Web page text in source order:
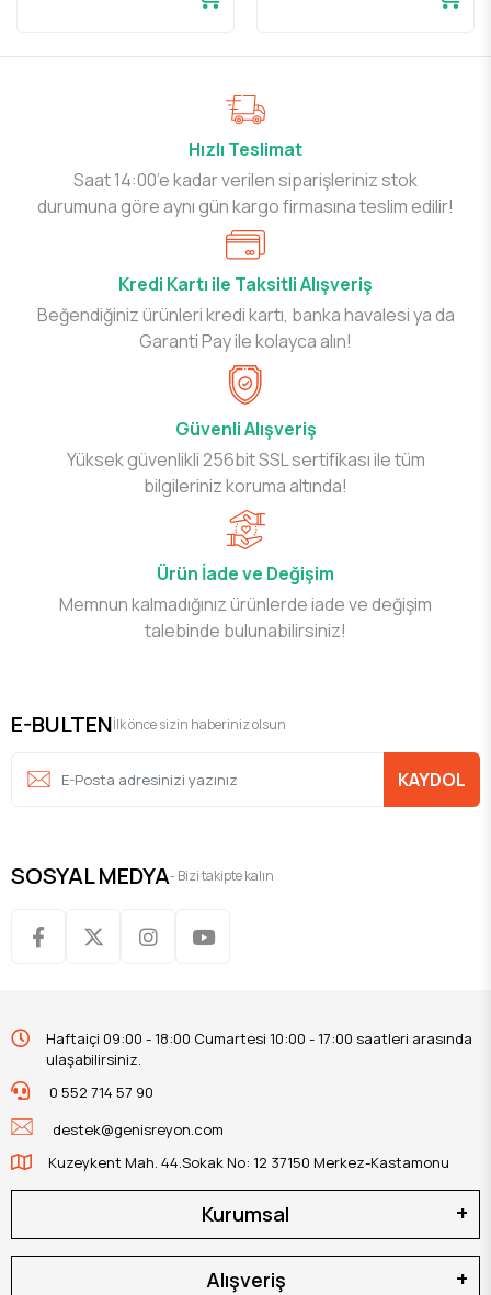
Hızlı Teslimat
Saat 14:00’e kadar verilen siparişleriniz stok
durumuna göre aynı gün kargo firmasına teslim edilir!
Kredi Kartı ile Taksitli Alışveriş
Beğendiğiniz ürünleri kredi kartı, banka havalesi ya da
Garanti Pay ile kolayca alın!
Güvenli Alışveriş
Yüksek güvenlikli 256bit SSL sertifikası ile tüm
bilgileriniz koruma altında!
Ürün İade ve Değişim
Memnun kalmadığınız ürünlerde iade ve değişim
talebinde bulunabilirsiniz!
E-BULTENİlk önce sizin haberiniz olsun
KAYDOL
SOSYAL MEDYA- Bizi takipte kalın
Haftaiçi 09:00 - 18:00 Cumartesi 10:00 - 17:00 saatleri arasında
ulaşabilirsiniz.
0 552 714 57 90
destek@genisreyon.com
Kuzeykent Mah. 44.Sokak No: 12 37150 Merkez-Kastamonu
Kurumsal
Alışveriş